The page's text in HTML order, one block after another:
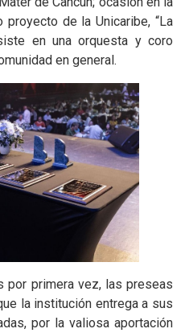
de la Unicaribe, “La
en una orquesta y coro
en general.
por primera vez, las preseas
la institución entrega a sus
por la valiosa aportación